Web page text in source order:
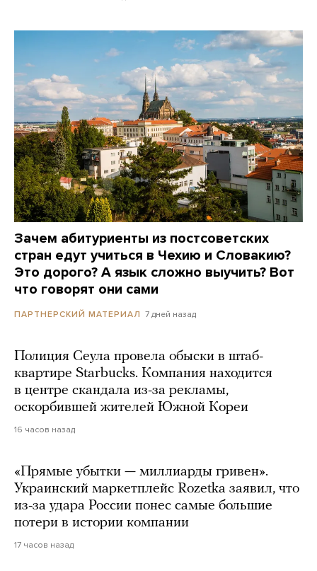
Зачем абитуриенты из постсоветских
стран едут учиться в Чехию и Словакию?
Это дорого? А язык сложно выучить? Вот
что говорят они сами
ПАРТНЕРСКИЙ МАТЕРИАЛ 7 дней назад
Полиция Сеула провела обыски в штаб-
квартире Starbucks. Компания находится
в центре скандала из-за рекламы,
оскорбившей жителей Южной Кореи
16 часов назад
«Прямые убытки — миллиарды гривен».
Украинский маркетплейс Rozetka заявил, что
из-за удара России понес самые большие
потери в истории компании
17 часов назад